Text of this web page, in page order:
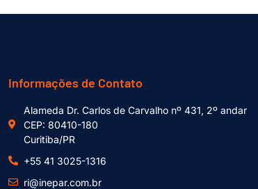
Informações de Contato
Alameda Dr. Carlos de Carvalho nº 431, 2º andar
CEP: 80410-180
Curitiba/PR
+55 41 3025-1316
ri@inepar.com.br